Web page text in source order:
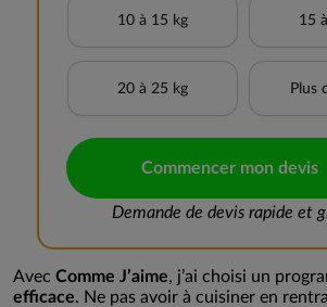
10 à 15 kg 15
20 à 25 kg Plus
Commencer mon devis
Demande de devis rapide et
Avec Comme J’aime, j’ai choisi un
efficace. Ne pas avoir à cuisiner en